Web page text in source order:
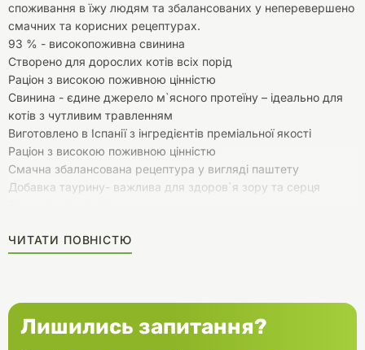
споживання в їжу людям та збалансованих у неперевершено
смачних та корисних рецептурах.
93 % - високопоживна свинина
Створено для дорослих котів всіх порід
Раціон з високою поживною цінністю
Свинина - єдине джерело м`ясного протеїну – ідеально для
котів з чутливим травленням
Виготовлено в Іспанії з інгредієнтів преміальної якості
Раціон з високою поживною цінністю
Смачна збалансована рецептура у вигляді паштету
Добавка таурину- важлива для здоров`я зору та серця
Без додавання води
Широкий вибір смаків вологих кормів АЛЬФА СПІРІТ для
ЧИТАТИ ПОВНІСТЮ
Лишились запитання?